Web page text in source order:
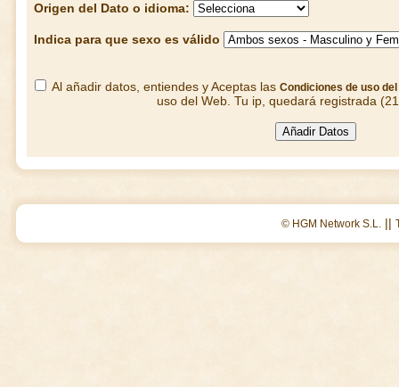
Origen del Dato o idioma:
Indica para que sexo es válido
Al añadir datos, entiendes y Aceptas las Condiciones de uso del
uso del Web. Tu ip, quedará registrada
© HGM Network S.L. ||